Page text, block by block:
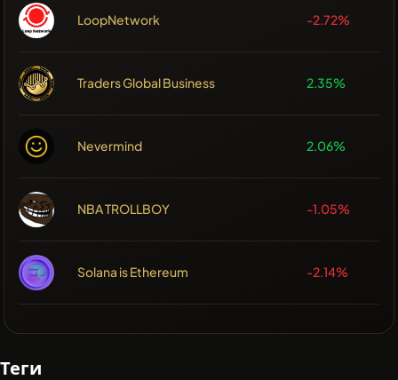
LoopNetwork -2.72%
Traders Global Business 2.35%
Nevermind 2.06%
NBA TROLLBOY -1.05%
Solana is Ethereum -2.14%
Теги